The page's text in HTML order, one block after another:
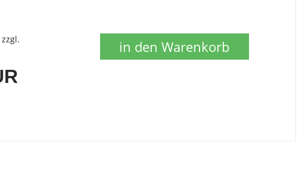
in den Warenkorb